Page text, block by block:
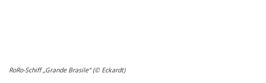
RoRo-Schiff „Grande Brasile“ (© Eckardt)